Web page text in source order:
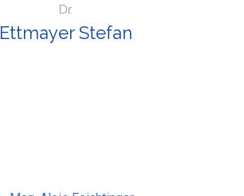
Dr.
Ettmayer Stefan